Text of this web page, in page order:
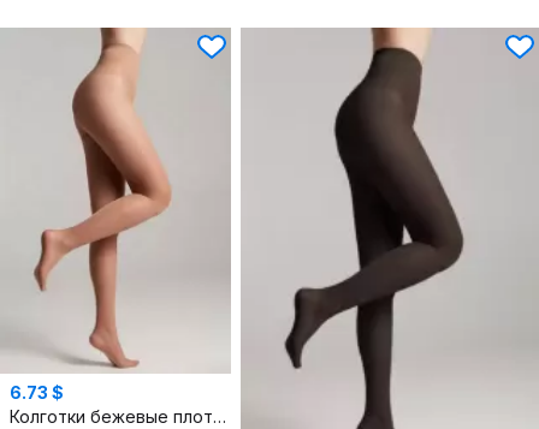
6.73 $
Колготки бежевые плотные из трикотажа для каждый день